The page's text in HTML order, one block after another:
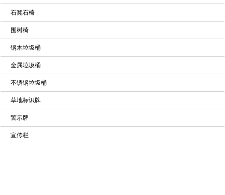
石凳石椅
围树椅
钢木垃圾桶
金属垃圾桶
不锈钢垃圾桶
草地标识牌
警示牌
宣传栏